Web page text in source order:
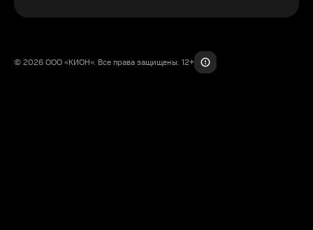
© 2026 ООО «КИОН». Все права защищены. 12+